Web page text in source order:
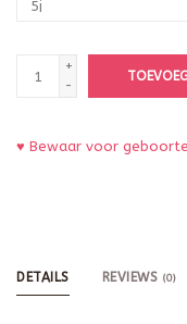
+
-
♥ Bewaar voor
DETAILS REVIEWS (0)